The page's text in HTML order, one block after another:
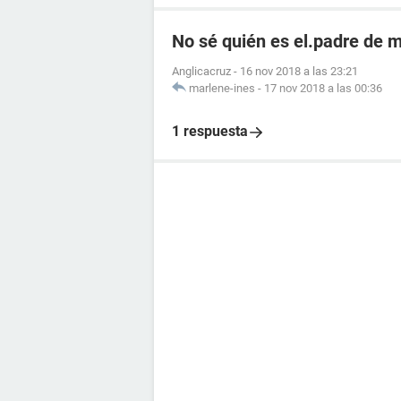
No sé quién es el.padre de
Anglicacruz - 16 nov 2018 a las 23:21
marlene-ines - 17 nov 2018 a las 00:36
1 respuesta